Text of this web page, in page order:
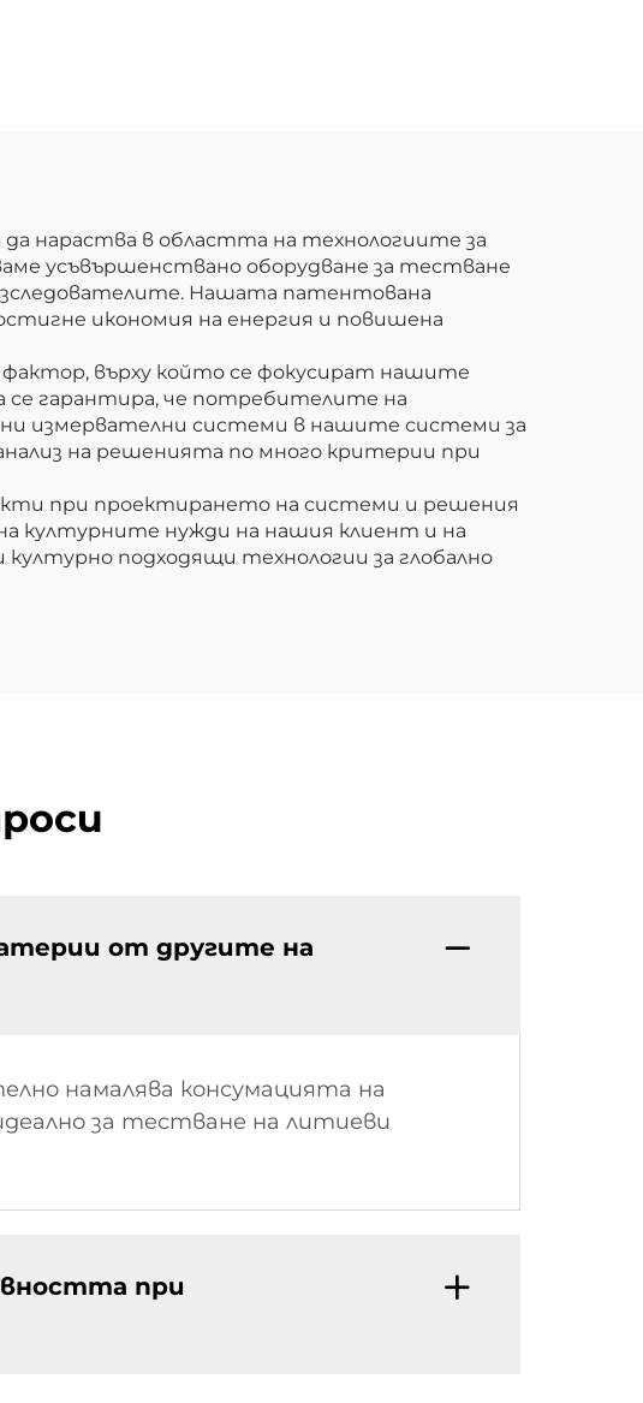
нараства в областта на технологиите за
усъвършенствано оборудване за тестване
Нашата патентована
икономия на енергия и повишена
върху който се фокусират нашите
се гарантира, че потребителите на
измервателни системи в нашите системи за
на решенията по много критерии при
при проектирането на системи и решения
културните нужди на нашия клиент и на
подходящи технологии за глобално
от другите на
намалява консумацията на
за тестване на литиеви
при